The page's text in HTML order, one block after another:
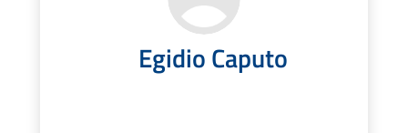
Egidio Caputo